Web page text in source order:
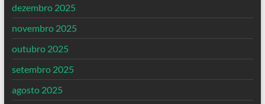
dezembro 2025
novembro 2025
outubro 2025
setembro 2025
agosto 2025